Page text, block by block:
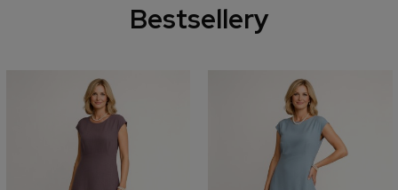
Bestsellery